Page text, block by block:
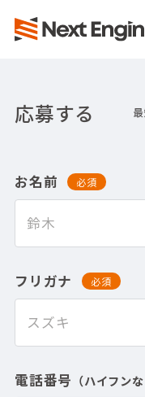
応募する
お名前 必須
フリガナ 必須
電話番号 （ハイフンな